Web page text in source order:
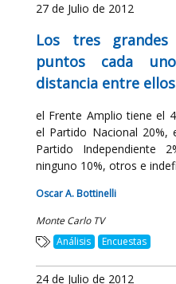
27 de Julio de 2012
Los tres
puntos cada
distancia entre
el Frente Amplio tiene el
el Partido Nacional 20%,
Partido Independiente
ninguno 10%, otros e
Oscar A. Bottinelli
Monte Carlo TV
Análisis
Encuestas
24 de Julio de 2012